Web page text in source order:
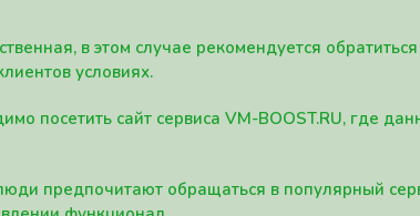
в этом случае рекомендуется
условиях.
посетить сайт сервиса VM-BOOST.RU, где
предпочитают обращаться в популярный